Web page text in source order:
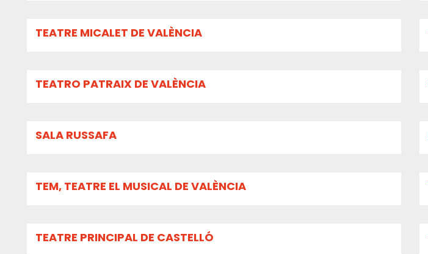
TEATRE MICALET DE VALÈNCIA
TEATRO PATRAIX DE VALÈNCIA
SALA RUSSAFA
TEM, TEATRE EL MUSICAL DE VALÈNCIA
TEATRE PRINCIPAL DE CASTELLÓ